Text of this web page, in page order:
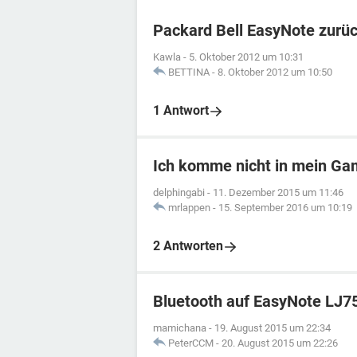
Packard Bell EasyNote
Kawla - 5. Oktober 2012 um 10:31
BETTINA - 8. Oktober 2012 um 10:50
1 Antwort
Ich komme nicht in mein
delphingabi - 11. Dezember 2015 um 11:46
mrlappen - 15. September 2016 um 10:19
2 Antworten
Bluetooth auf EasyNote
mamichana - 19. August 2015 um 22:34
PeterCCM - 20. August 2015 um 22:26